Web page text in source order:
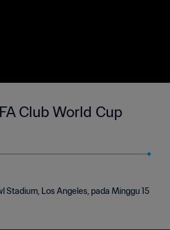
Club World Cup
Los Angeles, pada Minggu 15